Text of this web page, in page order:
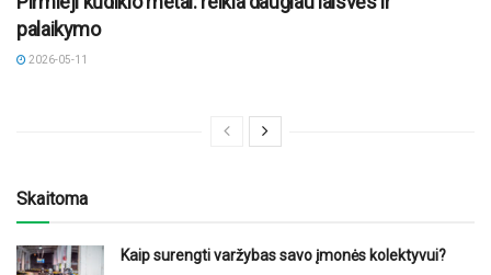
palaikymo
2026-05-11
Skaitoma
Kaip surengti varžybas savo įmonės kolektyvui?